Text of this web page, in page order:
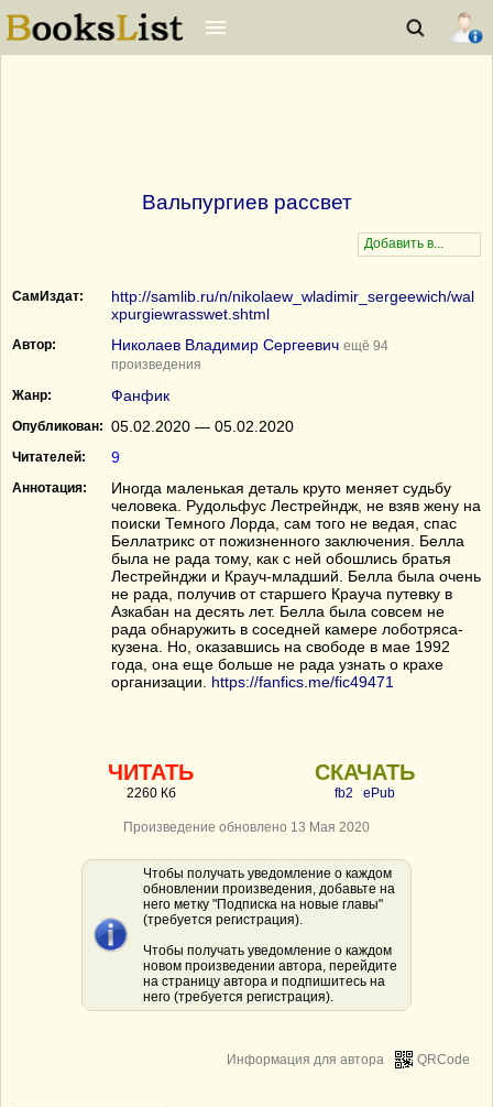
Вальпургиев рассвет
СамИздат:
http://samlib.ru/n/nikolaew_wladimir_sergeewich/wal
xpurgiewrasswet.shtml
Автор: Николаев Владимир Сергеевич ещё 94
произведения
Жанр:
Фанфик
Опубликован: 05.02.2020 — 05.02.2020
Читателей: 9
Аннотация:
Иногда маленькая деталь круто меняет судьбу
человека. Рудольфус Лестрейндж, не взяв жену на
поиски Темного Лорда, сам того не ведая, спас
Беллатрикс от пожизненного заключения. Белла
была не рада тому, как с ней обошлись братья
Лестрейнджи и Крауч-младший. Белла была очень
не рада, получив от старшего Крауча путевку в
Азкабан на десять лет. Белла была совсем не
рада обнаружить в соседней камере лоботряса-
кузена. Но, оказавшись на свободе в мае 1992
года, она еще больше не рада узнать о крахе
организации. https://fanfics.me/fic49471
ЧИТАТЬ
2260 Кб
СКАЧАТЬ
fb2 ePub
Произведение обновлено 13 Мая 2020
Чтобы получать уведомление о каждом
обновлении произведения, добавьте на
него метку "Подписка на новые главы"
(требуется регистрация).
Чтобы получать уведомление о каждом
новом произведении автора, перейдите
на страницу автора и подпишитесь на
него (требуется регистрация).
QRCode
Информация для автора